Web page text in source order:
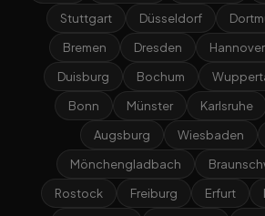
Stuttgart
Düsseldorf
Bremen
Dresden Hannover
Duisburg
Bochum
Bonn
Münster Karlsruhe
Augsburg
Wiesbaden
Mönchengladbach
Rostock
Freiburg Erfurt